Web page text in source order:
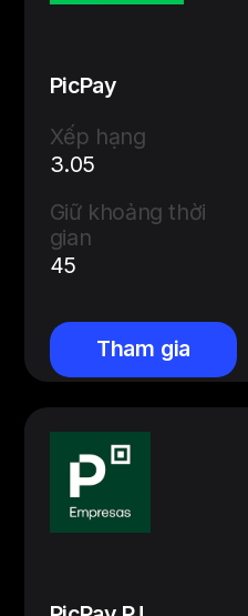
PicPay
Xếp hạng
3.05
Giữ khoảng thời
gian
45
Tham gia